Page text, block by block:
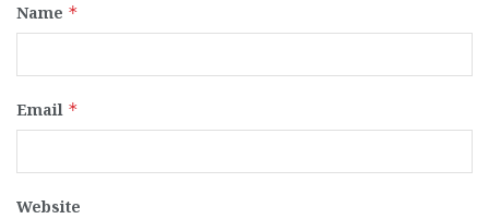
Name *
Email *
Website